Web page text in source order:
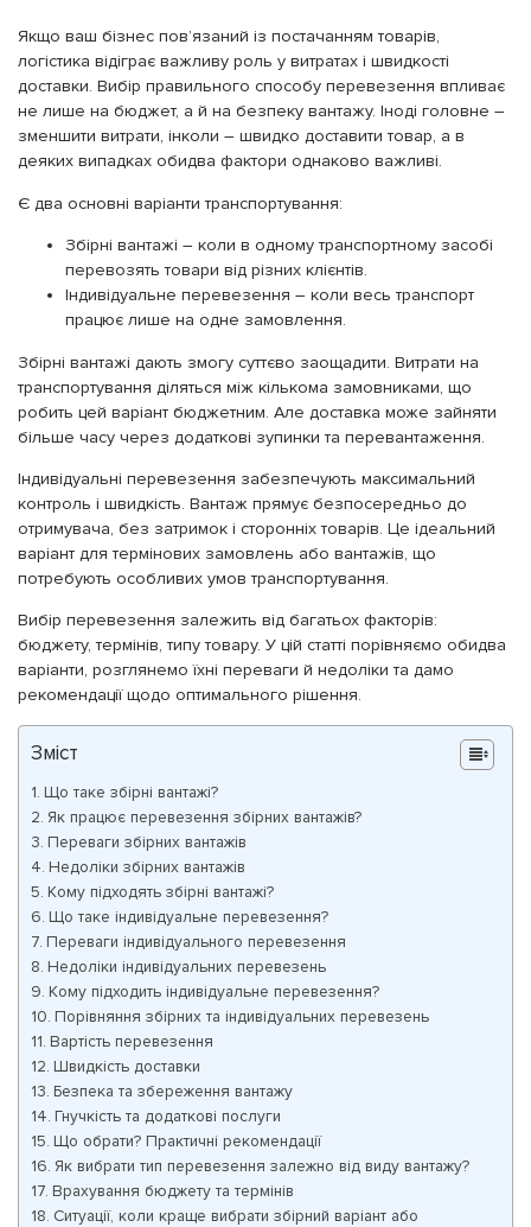
Якщо ваш бізнес пов’язаний із постачанням товарів,
логістика відіграє важливу роль у витратах і швидкості
доставки. Вибір правильного способу перевезення впливає
не лише на бюджет, а й на безпеку вантажу. Іноді головне –
зменшити витрати, інколи – швидко доставити товар, а в
деяких випадках обидва фактори однаково важливі.
Є два основні варіанти транспортування:
Збірні вантажі – коли в одному транспортному засобі
перевозять товари від різних клієнтів.
Індивідуальне перевезення – коли весь транспорт
працює лише на одне замовлення.
Збірні вантажі дають змогу суттєво заощадити. Витрати на
транспортування діляться між кількома замовниками, що
робить цей варіант бюджетним. Але доставка може зайняти
більше часу через додаткові зупинки та перевантаження.
Індивідуальні перевезення забезпечують максимальний
контроль і швидкість. Вантаж прямує безпосередньо до
отримувача, без затримок і сторонніх товарів. Це ідеальний
варіант для термінових замовлень або вантажів, що
потребують особливих умов транспортування.
Вибір перевезення залежить від багатьох факторів:
бюджету, термінів, типу товару. У цій статті порівняємо обидва
варіанти, розглянемо їхні переваги й недоліки та дамо
рекомендації щодо оптимального рішення.
Зміст
Що таке збірні вантажі?
Як працює перевезення збірних вантажів?
Переваги збірних вантажів
Недоліки збірних вантажів
Кому підходять збірні вантажі?
Що таке індивідуальне перевезення?
Переваги індивідуального перевезення
Недоліки індивідуальних перевезень
Кому підходить індивідуальне перевезення?
Порівняння збірних та індивідуальних перевезень
Вартість перевезення
Швидкість доставки
Безпека та збереження вантажу
Гнучкість та додаткові послуги
Що обрати? Практичні рекомендації
Як вибрати тип перевезення залежно від виду вантажу?
Врахування бюджету та термінів
Ситуації, коли краще вибрати збірний варіант або